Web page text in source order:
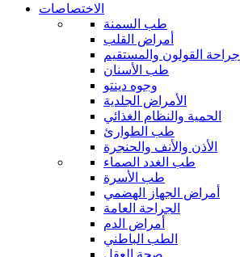
الاختصاصات
طب السمنة
أمراض القلب
جراحة القولون والمستقيم
طب الأسنان
وجوه دينتو
الأمراض الجلدية
الحمية والنظام الغذائي
طب الطوارئ
الأذن والأنف والحنجرة
طب الغدد الصماء
طب الأسرة
أمراض الجهاز الهضمي
الجراحة العامة
أمراض الدم
الطب الباطني
صحة العقل